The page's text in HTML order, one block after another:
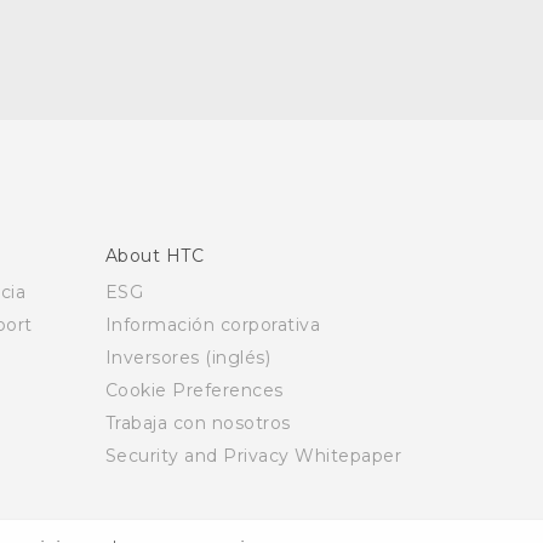
About HTC
ESG
Información corporativa
Inversores (inglés)
Cookie Preferences
Trabaja con nosotros
Security and Privacy Whitepaper